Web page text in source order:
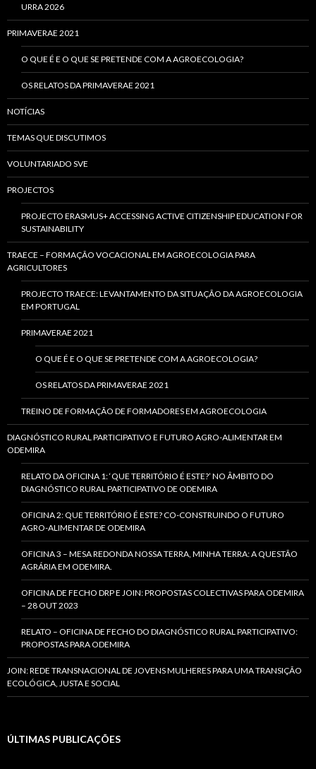
URRA 2026
PRIMAVERAE 2021
O QUE É E O QUE SE PRETENDE COM A AGROECOLOGIA?
OS RELATOS DA PRIMAVERAE 2021
NOTÍCIAS
TEMAS QUE DISCUTIMOS
VOLUNTARIADO SVE
PROJECTOS
PROJECTO ERASMUS+ ACCESSING ACTIVE CITIZENSHIP EDUCATION FOR
SUSTAINABILITY
TRAECE – FORMAÇÃO VOCACIONAL EM AGROECOLOGIA PARA
AGRICULTORES
PROJECTO TRAECE: LEVANTAMENTO DA SITUAÇÃO DA AGROECOLOGIA
EM PORTUGAL
PRIMAVERAE 2021
O QUE É E O QUE SE PRETENDE COM A AGROECOLOGIA?
OS RELATOS DA PRIMAVERAE 2021
TREINO DE FORMAÇÃO DE FORMADORES EM AGROECOLOGIA
DIAGNÓSTICO RURAL PARTICIPATIVO E FUTURO AGRO-ALIMENTAR EM
ODEMIRA
RELATO DA OFICINA 1: ‘QUE TERRITÓRIO É ESTE?’ NO ÂMBITO DO
DIAGNÓSTICO RURAL PARTICIPATIVO DE ODEMIRA
OFICINA 2: QUE TERRITÓRIO É ESTE? CO-CONSTRUINDO O FUTURO
AGRO-ALIMENTAR DE ODEMIRA
OFICINA 3 – MESA REDONDA NOSSA TERRA, MINHA TERRA: A QUESTÃO
AGRÁRIA EM ODEMIRA.
OFICINA DE FECHO DRP E JOIN: PROPOSTAS COLECTIVAS PARA ODEMIRA
– 28 OUT 2023
RELATO – OFICINA DE FECHO DO DIAGNÓSTICO RURAL PARTICIPATIVO:
PROPOSTAS PARA ODEMIRA
JOIN: REDE TRANSNACIONAL DE JOVENS MULHERES PARA UMA TRANSIÇÃO
ECOLÓGICA, JUSTA E SOCIAL
ÚLTIMAS PUBLICAÇÕES